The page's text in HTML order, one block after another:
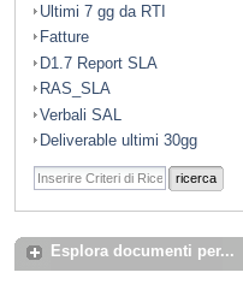
Ultimi 7 gg da RTI
Fatture
D1.7 Report SLA
RAS_SLA
Verbali SAL
Deliverable ultimi 30gg
ricerca
Esplora documenti per...